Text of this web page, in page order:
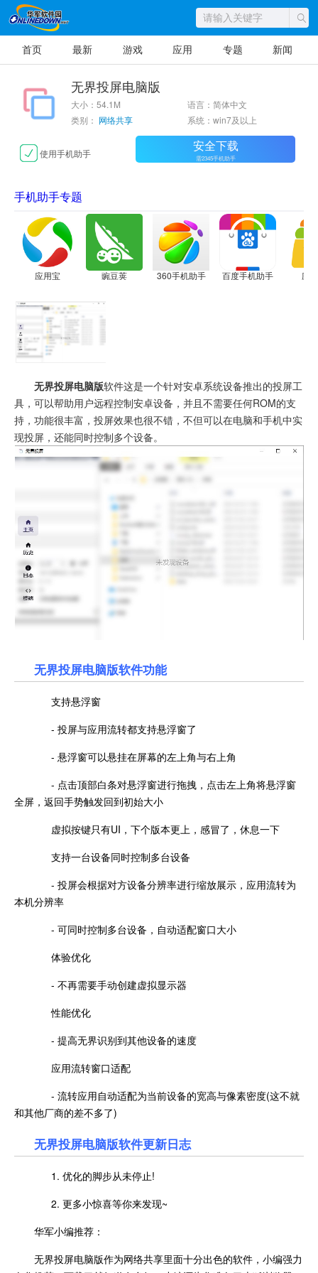
首页 最新 游戏 应用 专题 新闻
无界投屏电脑版
大小：54.1M
语言：简体中文
类别： 网络共享 系统：win7及以上
使用手机助手 安全下载
需2345手机助手
手机助手专题
应用宝 豌豆荚 360手机助手 百度手机助手 应
无界投屏电脑版软件这是一个针对安卓系统设备推出的投屏工
具，可以帮助用户远程控制安卓设备，并且不需要任何ROM的支
持，功能很丰富，投屏效果也很不错，不但可以在电脑和手机中实
现投屏，还能同时控制多个设备。
无界投屏电脑版软件功能
支持悬浮窗
- 投屏与应用流转都支持悬浮窗了
- 悬浮窗可以悬挂在屏幕的左上角与右上角
- 点击顶部白条对悬浮窗进行拖拽，点击左上角将悬浮窗
全屏，返回手势触发回到初始大小
虚拟按键只有UI，下个版本更上，感冒了，休息一下
支持一台设备同时控制多台设备
- 投屏会根据对方设备分辨率进行缩放展示，应用流转为
本机分辨率
- 可同时控制多台设备，自动适配窗口大小
体验优化
- 不再需要手动创建虚拟显示器
性能优化
- 提高无界识别到其他设备的速度
应用流转窗口适配
- 流转应用自动适配为当前设备的宽高与像素密度(这不就
和其他厂商的差不多了)
无界投屏电脑版软件更新日志
1. 优化的脚步从未停止!
2. 更多小惊喜等你来发现~
华军小编推荐：
无界投屏电脑版作为网络共享里面十分出色的软件，小编强力